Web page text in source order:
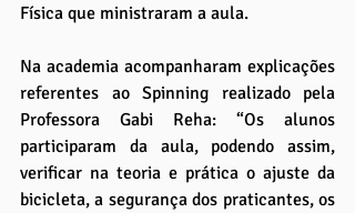
Física que ministraram a aula.
Na academia acompanharam explicações
referentes ao Spinning realizado pela
Professora Gabi Reha: “Os alunos
participaram da aula, podendo assim,
verificar na teoria e prática o ajuste da
bicicleta, a segurança dos praticantes, os